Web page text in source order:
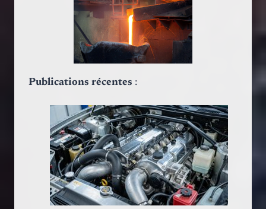
Publications récentes :